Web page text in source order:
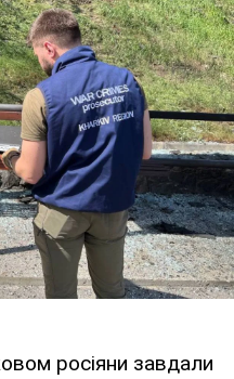
росіяни завдали